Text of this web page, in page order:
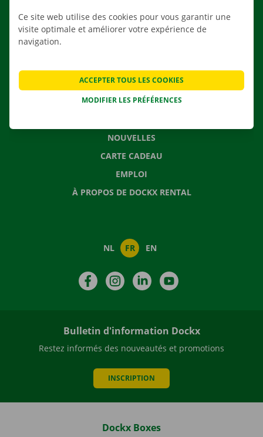
APPLI
CONTACTEZ NOUS
NOUVELLES
CARTE CADEAU
EMPLOI
À PROPOS DE DOCKX RENTAL
NL FR EN
FacebookInstagramLinkedIn
Bulletin d'information Dockx
Restez informés des nouveautés et promotions
INSCRIPTION
Dockx Boxes
Ce site web utilise des cookies pour vous garantir une
visite optimale et améliorer votre expérience de
navigation.
MODIFIER LES PRÉFÉRENCES
ACCEPTER TOUS LES COOKIES